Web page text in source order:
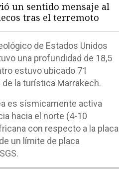
un sentido mensaje al
tras el terremoto
de Estados Unidos
una profundidad de 18,5
estuvo ubicado 71
la turística Marrakech.
es sísmicamente activa
hacia el norte (4-10
con respecto a la placa
un límite de placa